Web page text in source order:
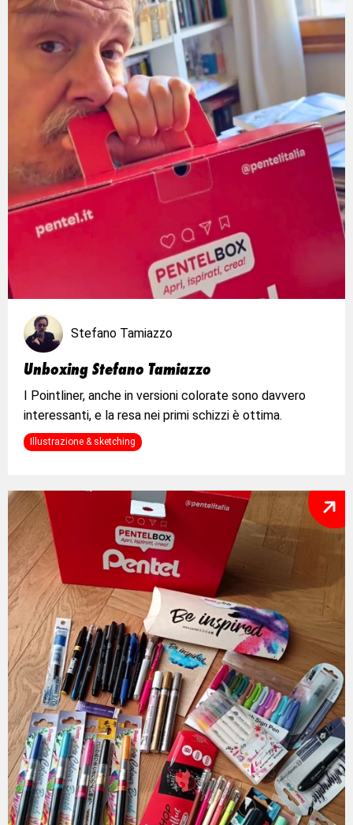
Stefano Tamiazzo
Unboxing Stefano Tamiazzo
I Pointliner, anche in versioni colorate sono davvero
interessanti, e la resa nei primi schizzi è ottima.
Illustrazione & sketching